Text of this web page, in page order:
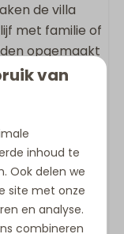
de villa
met familie of
opgemaakt
uw vakantie
een open
van
inhoud te
Ook delen we
site met onze
en analyse.
combineren